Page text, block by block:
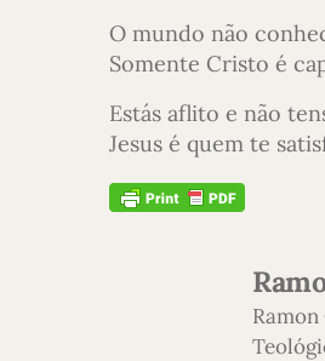
O mundo não
Somente Cristo é
Estás aflito e não
Jesus é quem te